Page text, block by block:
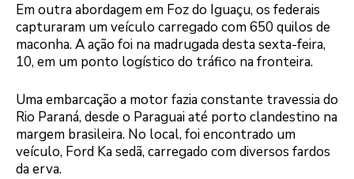
Em outra abordagem em Foz do Iguaçu, os federais
capturaram um veículo carregado com 650 quilos de
maconha. A ação foi na madrugada desta sexta-feira,
10, em um ponto logístico do tráfico na fronteira.
Uma embarcação a motor fazia constante travessia do
Rio Paraná, desde o Paraguai até porto clandestino na
margem brasileira. No local, foi encontrado um
veículo, Ford Ka sedã, carregado com diversos fardos
da erva.